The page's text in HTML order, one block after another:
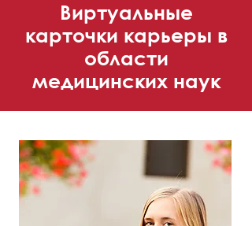
Виртуальные
карточки карьеры в
области
медицинских наук